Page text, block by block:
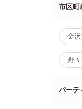
市区町
金
野
パーテ